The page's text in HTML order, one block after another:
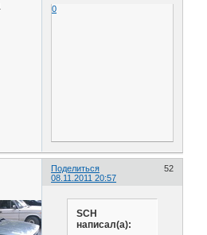
0
Поделиться
52
08.11.2011 20:57
SCH
написал(а):